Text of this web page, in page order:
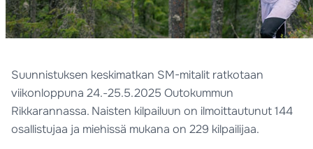
Suunnistuksen keskimatkan SM-mitalit ratkotaan
viikonloppuna 24.-25.5.2025 Outokummun
Rikkarannassa. Naisten kilpailuun on ilmoittautunut 144
osallistujaa ja miehissä mukana on 229 kilpailijaa.